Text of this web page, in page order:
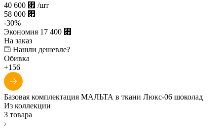
40 600 ⃏ /шт
58 000 ⃏
-30%
Экономия 17 400 ⃏
На заказ
Нашли дешевле?
Обивка
+156
Базовая комплектация МАЛЬТА в ткани Люкс-06 шоколад
Из коллекции
3 товара